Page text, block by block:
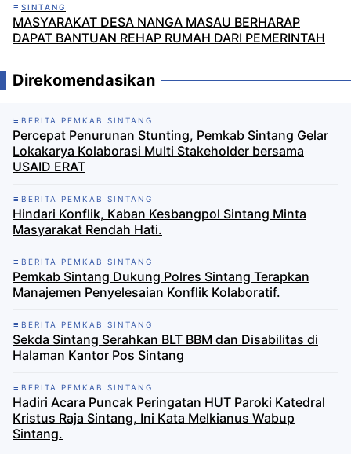
SINTANG
MASYARAKAT DESA NANGA MASAU BERHARAP
DAPAT BANTUAN REHAP RUMAH DARI PEMERINTAH
Direkomendasikan
BERITA PEMKAB SINTANG
Percepat Penurunan Stunting, Pemkab Sintang Gelar
Lokakarya Kolaborasi Multi Stakeholder bersama
USAID ERAT
BERITA PEMKAB SINTANG
Hindari Konflik, Kaban Kesbangpol Sintang Minta
Masyarakat Rendah Hati.
BERITA PEMKAB SINTANG
Pemkab Sintang Dukung Polres Sintang Terapkan
Manajemen Penyelesaian Konflik Kolaboratif.
BERITA PEMKAB SINTANG
Sekda Sintang Serahkan BLT BBM dan Disabilitas di
Halaman Kantor Pos Sintang
BERITA PEMKAB SINTANG
Hadiri Acara Puncak Peringatan HUT Paroki Katedral
Kristus Raja Sintang, Ini Kata Melkianus Wabup
Sintang.